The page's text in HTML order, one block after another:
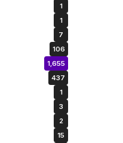
1
1
7
106
1,655
437
1
3
2
15